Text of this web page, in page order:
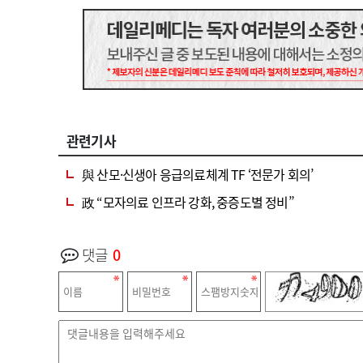
관련기사
與 산모·신생아 응급의료체계 TF ‘전문가 회의’
政 “모자의료 인프라 강화, 중증도별 정비”
댓글 0